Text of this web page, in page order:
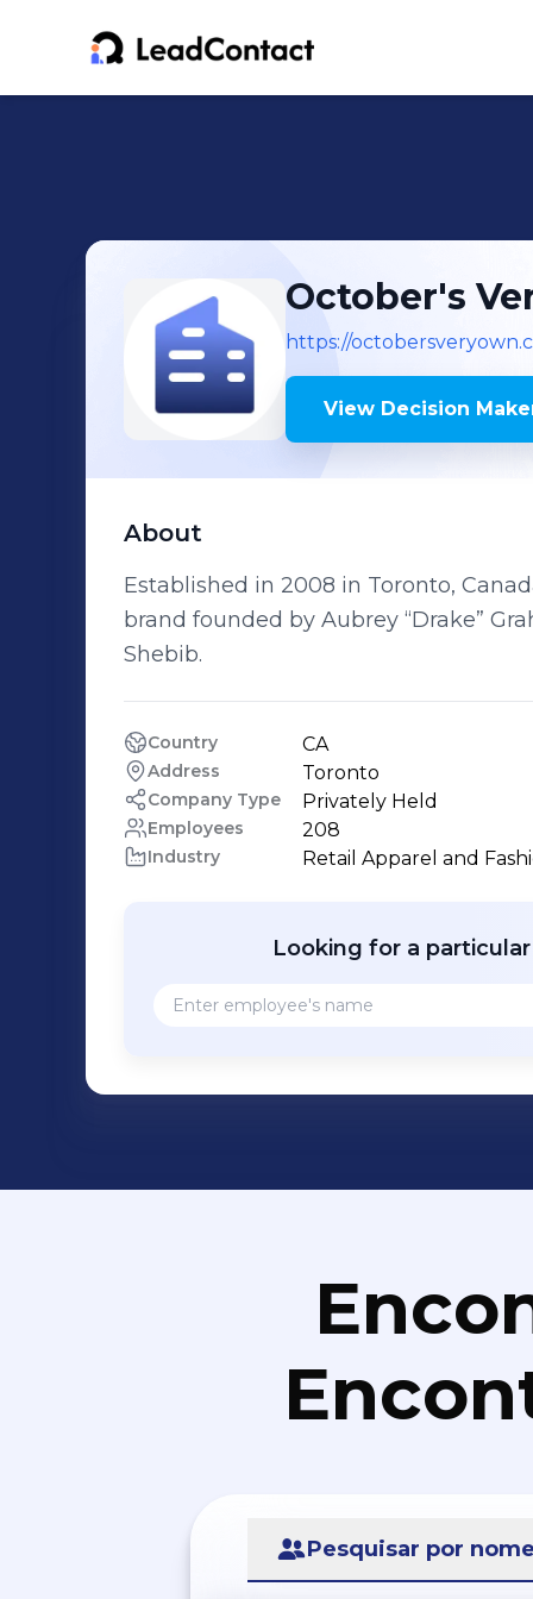
October's
https://
View Decision
About
Established in 2008 in Toronto,
brand founded by Aubrey “Drake”
Shebib.
Country CA
Address Toronto
Company Type Privately Held
Employees 208
Industry Retail Apparel and
Looking for a
Pesquisar por